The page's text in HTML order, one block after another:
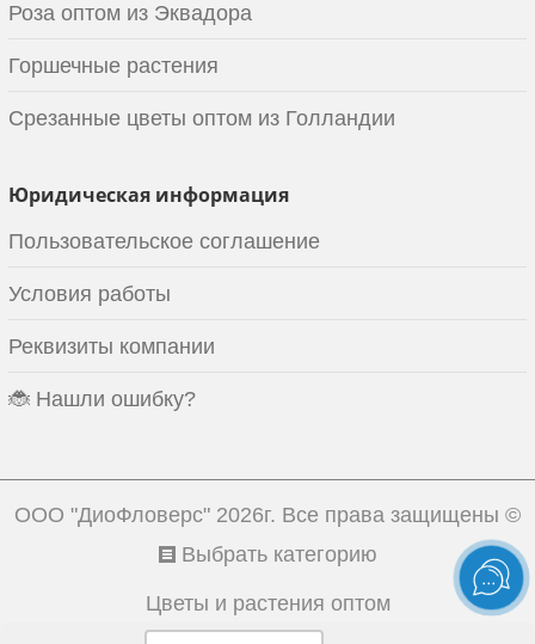
Роза оптом из Эквадора
Горшечные растения
Срезанные цветы оптом из Голландии
Юридическая информация
Пользовательское соглашение
Условия работы
Реквизиты компании
🐞 Нашли ошибку?
ООО "ДиоФловерс" 2026г. Все права защищены ©
Выбрать категорию
Цветы и растения оптом